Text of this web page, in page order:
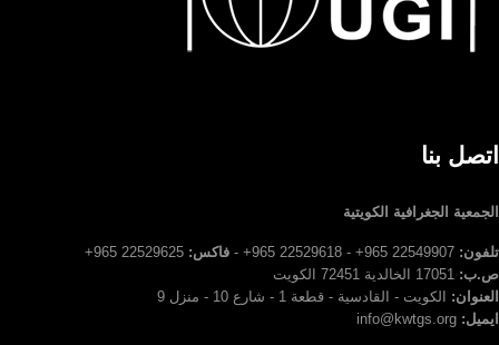
اتصل بنا
الجمعية الجغرافية الكويتية
تلفون: فاكس: 22529625 965+
ص.ب: 17051 الخالدية 72451 الكويت
العنوان:
الكويت - القادسية - قطعة 1 - شارع 10 - منزل 9
ايميل: info@kwtgs.org